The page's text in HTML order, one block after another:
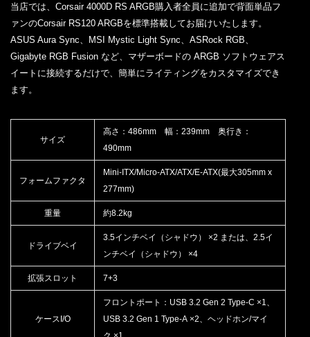
当店では、Corsair 4000D RS ARGB購入者全員に追加で背面単品フ
ァンのCorsair RS120 ARGBを標準搭載してお届けいたします。
ASUS Aura Sync、MSI Mystic Light Sync、ASRock RGB、
Gigabyte RGB Fusion など、マザーボードの ARGB ソフトウェアス
イートに接続するだけで、簡単にライティングをカスタマイズでき
ます。
サイズ
高さ：486mm 幅：239mm 奥行き：
490mm
フォームファクタ
Mini-ITX/Micro-ATX/ATX/E-ATX(最大305mm x
277mm)
重量 約8.2kg
ドライブベイ
3.5インチベイ（シャドウ） ×2 または、2.5イ
ンチベイ（シャドウ） ×4
拡張スロット 7+3
ケースI/O
フロントポート：USB 3.2 Gen 2 Type-C ×1、
USB 3.2 Gen 1 Type-A ×2、ヘッドホン/マイ